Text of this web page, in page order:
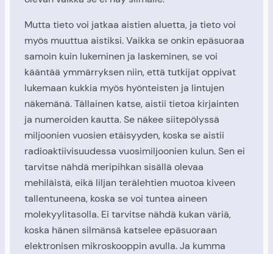
Mutta tieto voi jatkaa aistien aluetta, ja tieto voi
myös muuttua aistiksi. Vaikka se onkin epäsuoraa
samoin kuin lukeminen ja laskeminen, se voi
kääntää ymmärryksen niin, että tutkijat oppivat
lukemaan kukkia myös hyönteisten ja lintujen
näkemänä. Tällainen katse, aistii tietoa kirjainten
ja numeroiden kautta. Se näkee siitepölyssä
miljoonien vuosien etäisyyden, koska se aistii
radioaktiivisuudessa vuosimiljoonien kulun. Sen ei
tarvitse nähdä meripihkan sisällä olevaa
mehiläistä, eikä liljan terälehtien muotoa kiveen
tallentuneena, koska se voi tuntea aineen
molekyylitasolla. Ei tarvitse nähdä kukan väriä,
koska hänen silmänsä katselee epäsuoraan
elektronisen mikroskooppin avulla. Ja kumma